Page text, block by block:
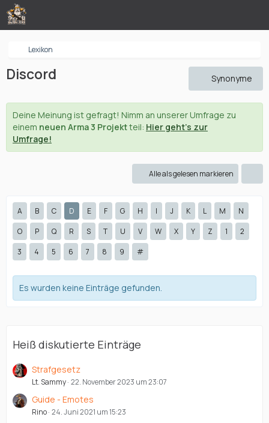
Lexikon
Discord Synonyme
Deine Meinung ist gefragt! Nimm an unserer Umfrage zu
einem neuen Arma 3 Projektteil: Hier geht's zur
Umfrage!
Alle als gelesen markieren
A B C D E F G H I J K L M
N
O
P Q R S T U V W X Y Z 1
2
3
4 5 6 7 8 9 #
Es wurden keine Einträge gefunden.
Heiß diskutierte Einträge
Strafgesetz
Lt. Sammy 22. November 2023 um 23:07
Guide - Emotes
Rino 24. Juni 2021 um 15:23